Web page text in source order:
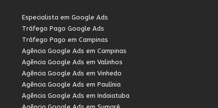
Especialista em Google Ads
Tráfego Pago Google Ads
Tráfego Pago em Campinas
Agência Google Ads em Campinas
Agência Google Ads em Valinhos
Agência Google Ads em Vinhedo
Agência Google Ads em Paulínia
Agência Google Ads em Indaiatuba